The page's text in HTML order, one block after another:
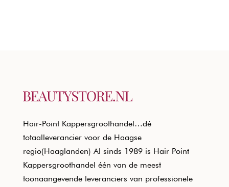
Hair-Point Kappersgroothandel…dé
totaalleverancier voor de Haagse
regio(Haaglanden) Al sinds 1989 is Hair Point
Kappersgroothandel één van de meest
toonaangevende leveranciers van professionele